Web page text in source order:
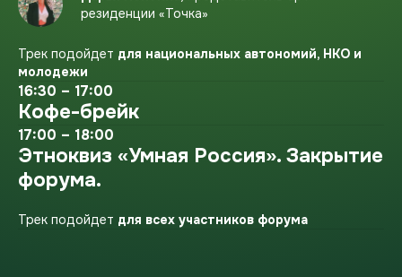
резиденции «Точка»
Трек подойдет для национальных автономий, НКО и
молодежи
16:30 – 17:00
Кофе-брейк
17:00 – 18:00
Этноквиз «Умная Россия». Закрытие
форума.
Трек подойдет для всех участников форума